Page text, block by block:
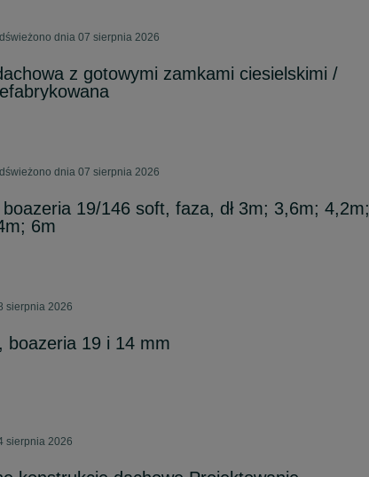
dnia 07 sierpnia 2026
z gotowymi zamkami ciesielskimi /
dnia 07 sierpnia 2026
19/146 soft, faza, dł 3m; 3,6m; 4,2m;
6m
sierpnia 2026
boazeria 19 i 14 mm
sierpnia 2026